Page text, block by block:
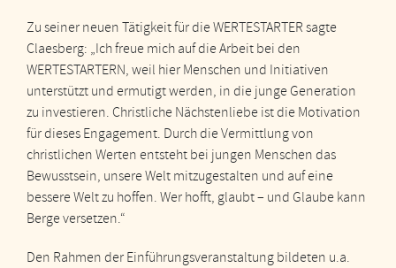
Zu seiner neuen Tätigkeit für die WERTESTARTER sagte
Claesberg: „Ich freue mich auf die Arbeit bei den
WERTESTARTERN, weil hier Menschen und Initiativen
unterstützt und ermutigt werden, in die junge Generation
zu investieren. Christliche Nächstenliebe ist die Motivation
für dieses Engagement. Durch die Vermittlung von
christlichen Werten entsteht bei jungen Menschen das
Bewusstsein, unsere Welt mitzugestalten und auf eine
bessere Welt zu hoffen. Wer hofft, glaubt – und Glaube kann
Berge versetzen.“
Den Rahmen der Einführungsveranstaltung bildeten u.a.